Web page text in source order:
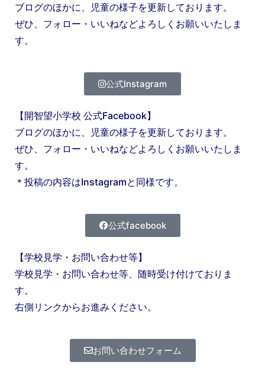
ブログのほかに、児童の様子を更新しております。
ぜひ、フォロー・いいねなどよろしくお願いいたしま
す。
公式Instagram
【開智望小学校 公式Facebook】
ブログのほかに、児童の様子を更新しております。
ぜひ、フォロー・いいねなどよろしくお願いいたしま
す。
＊投稿の内容はInstagramと同様です。
公式facebook
【学校見学・お問い合わせ等】
学校見学・お問い合わせ等、随時受け付けておりま
す。
右側リンクからお進みください。
お問い合わせフォーム